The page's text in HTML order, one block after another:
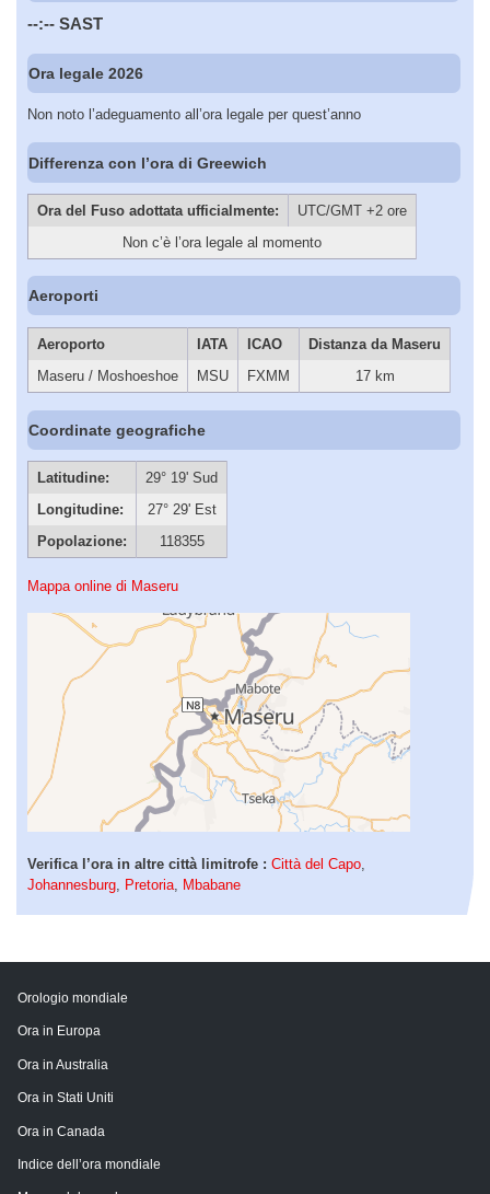
--:-- SAST
Ora legale 2026
Non noto l’adeguamento all’ora legale per quest’anno
Differenza con l’ora di Greewich
Ora del Fuso adottata ufficialmente:
UTC/GMT +2 ore
Non c’è l’ora legale al momento
Aeroporti
Aeroporto IATA ICAO
Distanza da Maseru
Maseru / Moshoeshoe
MSU FXMM 17 km
Coordinate geografiche
Latitudine:
29° 19' Sud
Longitudine:
27° 29' Est
Popolazione:
118355
Mappa online di Maseru
Verifica l’ora in altre città limitrofe : Città del Capo,
Johannesburg, Pretoria, Mbabane
Orologio mondiale
Ora in Europa
Ora in Australia
Ora in Stati Uniti
Ora in Canada
Indice dell’ora mondiale